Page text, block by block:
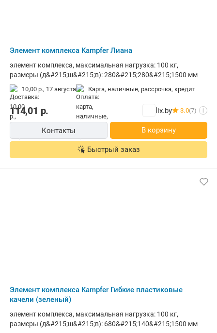
Элемент комплекса Kampfer Лиана
элемент комплекса, максимальная нагрузка: 100 кг,
размеры (д&#215;ш&#215;в): 280&#215;280&#215;1500 мм
10,00 р., 17 августа карта, наличные, рассрочка, кредит
114,01 р. lix.by 3.0(7) i
Контакты В корзину
Быстрый заказ
Элемент комплекса Kampfer Гибкие пластиковые
качели (зеленый)
элемент комплекса, максимальная нагрузка: 100 кг,
размеры (д&#215;ш&#215;в): 680&#215;140&#215;1500 мм